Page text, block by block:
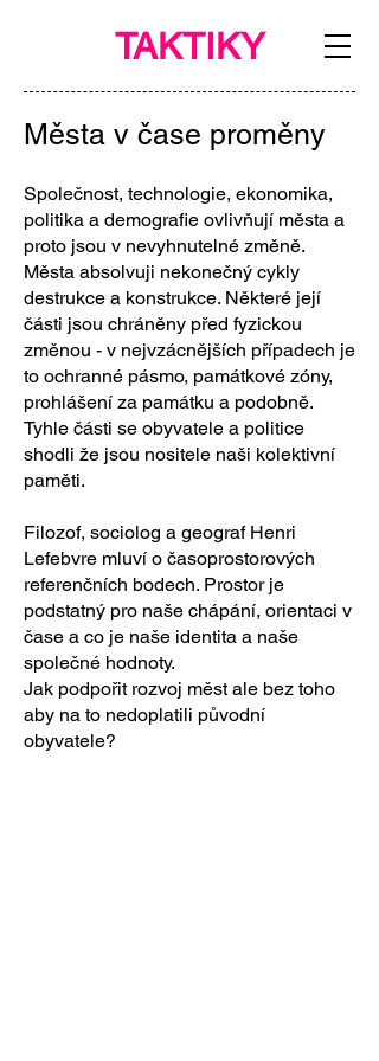
TAKTIKY
Města v čase proměny
Společnost, technologie, ekonomika,
politika a demografie ovlivňují města a
proto jsou v nevyhnutelné změně.
Města absolvuji nekonečný cykly
destrukce a konstrukce. Některé její
části jsou chráněny před fyzickou
změnou - v nejvzácnějších případech je
to ochranné pásmo, památkové zóny,
prohlášení za památku a podobně.
Tyhle části se obyvatele a politice
shodli že jsou nositele naši kolektivní
paměti.
Filozof, sociolog a geograf Henri
Lefebvre mluví o časoprostorových
referenčních bodech. Prostor je
podstatný pro naše chápání, orientaci v
čase a co je naše identita a naše
společné hodnoty.
Jak podpořit rozvoj měst ale bez toho
aby na to nedoplatili původní
obyvatele?